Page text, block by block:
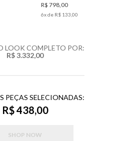
R$ 798,00
6x de R$ 133,00
LOOK COMPLETO POR:
R$ 3.332,00
PEÇAS SELECIONADAS:
R$ 438,00
SHOP NOW